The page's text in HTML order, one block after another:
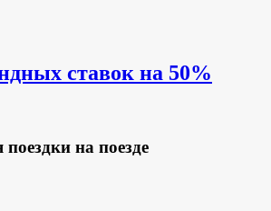
ставок на 50%
на поезде